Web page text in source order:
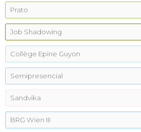
Prato
Job Shadowing
Collège Epine Guyon
Semipresencial
Sandvika
BRG Wien III